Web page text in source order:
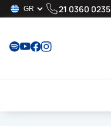
21 0360 0235